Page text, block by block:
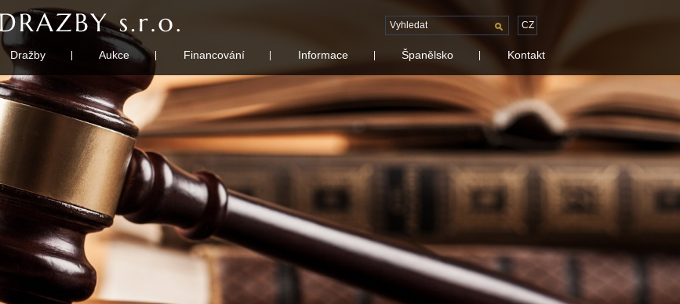
CZ
Dražby Aukce | Financování Informace Španělsko Kontakt